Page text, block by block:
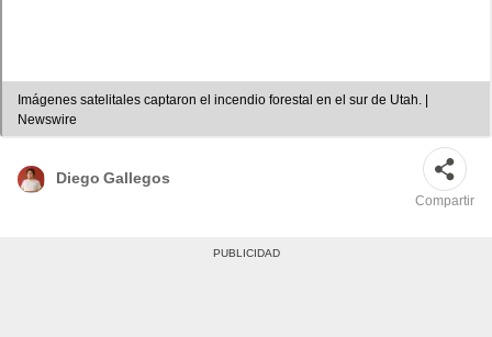
Imágenes satelitales captaron el incendio forestal en el sur de Utah. |
Newswire
Diego Gallegos
Compartir